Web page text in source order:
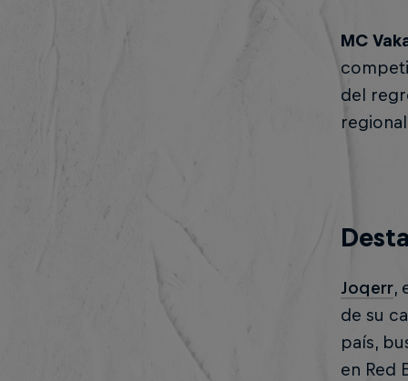
MC
del
Joqerr,
de su
país,
en Red